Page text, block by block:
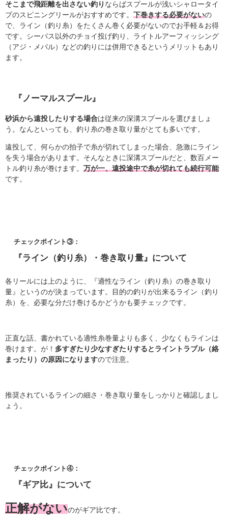
そこまで飛距離を出さない釣り ならばスプールが浅いシャロータイ
プのスピニングリールがおすすめです。 下巻きする必要がないの
で、ライン（釣り糸）をたくさん巻く必要がないのでお手軽＆お得
です。シーバス以外のチョイ投げ釣り、ライトルアーフィッシング
（アジ・メバル）などの釣りには併用できるというメリットもあり
ます。
『ノーマルスプール』
砂浜から遠投したりする場合は従来の深溝スプールを選びましょ
う。なんといっても、釣り糸の巻き取り量がとても多いです。
遠投して、何らかの拍子で糸が切れてしまった場合、急激にライン
を失う場合があります。そんなときに深溝スプールだと、数百メー
トル釣り糸が巻けます。 万が一、遠投途中で糸が切れても続行可能
です。
チェックポイント③：
『ライン（釣り糸）・巻き取り量』について
各リールには上のように、『適性なライン（釣り糸）の巻き取り
量』というのが決まっています。目的の釣りが出来るライン（釣り
糸）を、必要な分だけ巻けるかどうかも要チェックです。
正直な話、書かれている適性糸巻量よりも多く、少なくもラインは
巻けます。が！ 多すぎたり少なすぎたりするとライントラブル（絡
まったり）の原因になりますので注意。
推奨されているラインの細さ・巻き取り量をしっかりと確認しまし
ょう。
チェックポイント④：
『ギア比』について
正解がないのがギア比です。